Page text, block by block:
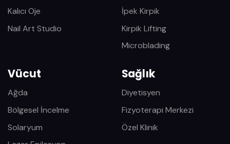
Kalıcı Oje
Nail Art Studio
İpek Kirpik
Kirpik Lifting
Microblading
Vücut
Ağda
Bölgesel İncelme
Solaryum
Sağlık
Diyetisyen
Fizyoterapi Merkezi
Özel Klinik